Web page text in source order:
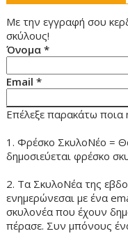
Με την εγγραφή σου
σκύλους!
Όνομα*
Email*
Επέλεξε παρακάτω ποια
1. Φρέσκο ΣκυλοΝέο =
δημοσιεύεται φρέσκο
2. Τα ΣκυλοΝέα της
ενημερώνεσαι με ένα
σκυλονέα που έχουν
πέρασε. Συν μπόνους